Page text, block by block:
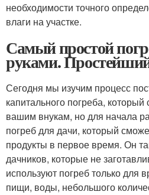
необходимости точного
влаги на участке.
Самый простой
руками.
Сегодня мы изучим процесс
капитального погреба,
вашим внукам, но для начала
погреб для дачи, который
продукты в первое время. Он
дачников, которые не
используют погреб только для
пищи, воды, небольшого